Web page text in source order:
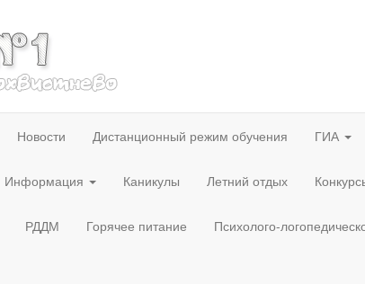
Новости Дистанционный режим обучения ГИА
Информация Каникулы Летний отдых
РДДМ Горячее питание Психолого-